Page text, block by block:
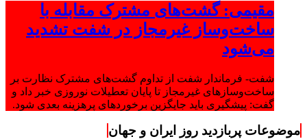
مقیمی: گشت‌های مشترک مقابله با
ساخت‌وساز غیرمجاز در شفت تشدید
می‌شود
شفت- فرماندار شفت از تداوم گشت‌های مشترک نظارت بر
ساخت‌وسازهای غیرمجاز تا پایان تعطیلات نوروزی خبر داد و
گفت: پیشگیری باید جایگزین برخوردهای پرهزینه بعدی شود.
موضوعات پربازدید روز ایران و جهان